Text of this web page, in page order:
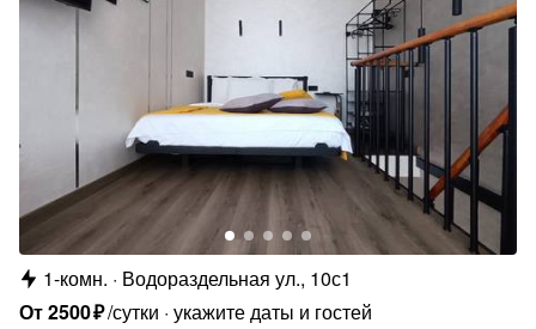
1-комн.
Водораздельная ул., 10с1
От2500₽/сутки укажите даты и гостей